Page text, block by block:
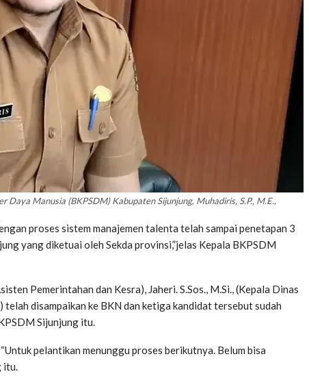
Daya Manusia (BKPSDM) Kabupaten Sijunjung, Muhadiris, S.P., M.E.,
proses sistem manajemen talenta telah sampai penetapan 3
yang diketuai oleh Sekda provinsi,”jelas Kepala BKPSDM
Pemerintahan dan Kesra), Jaheri. S.Sos., M.Si., (Kepala Dinas
telah disampaikan ke BKN dan ketiga kandidat tersebut sudah
Sijunjung itu.
pelantikan menunggu proses berikutnya. Belum bisa
itu.